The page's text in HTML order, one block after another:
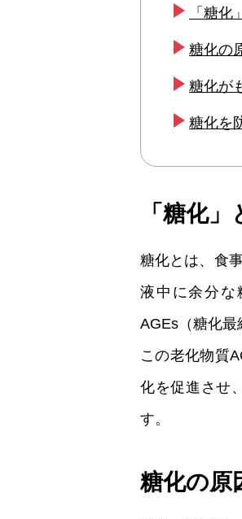
「糖化
糖化の
糖化が
糖化を
「糖化」
糖化とは、食
液中に余分な
AGEs（糖化最
この老化物質
化を促進させ
す。
糖化の原